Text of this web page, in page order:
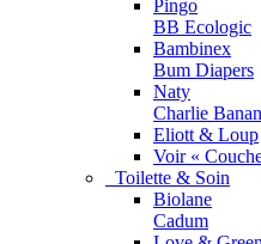
Pingo
BB Ecologic
Bambinex
Bum Diapers
Naty
Charlie
Eliott & Loup
Voir «
Toilette & Soin
Biolane
Cadum